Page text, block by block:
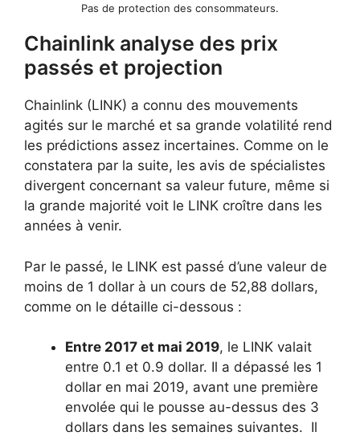
Pas de protection des consommateurs.
Chainlink analyse des prix
passés et projection
Chainlink (LINK) a connu des mouvements
agités sur le marché et sa grande volatilité rend
les prédictions assez incertaines. Comme on le
constatera par la suite, les avis de spécialistes
divergent concernant sa valeur future, même si
la grande majorité voit le LINK croître dans les
années à venir.
Par le passé, le LINK est passé d’une valeur de
moins de 1 dollar à un cours de 52,88 dollars,
comme on le détaille ci-dessous :
Entre 2017 et mai 2019, le LINK valait
entre 0.1 et 0.9 dollar. Il a dépassé les 1
dollar en mai 2019, avant une première
envolée qui le pousse au-dessus des 3
dollars dans les semaines suivantes. Il